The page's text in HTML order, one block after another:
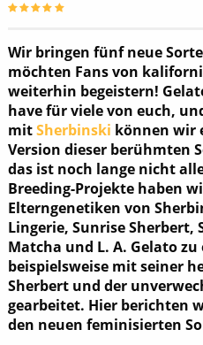
Wir bringen fünf neue
möchten Fans von
weiterhin begeistern!
have für viele von euch,
mitSherbinski können wir
Version dieser berühmten
das ist noch lange nicht
Breeding-Projekte haben
Elterngenetiken von
Lingerie, Sunrise Sherbert,
Matcha und L. A. Gelato
beispielsweise mit seiner
Sherbert und der
gearbeitet. Hier berichten
den neuen feminisierten